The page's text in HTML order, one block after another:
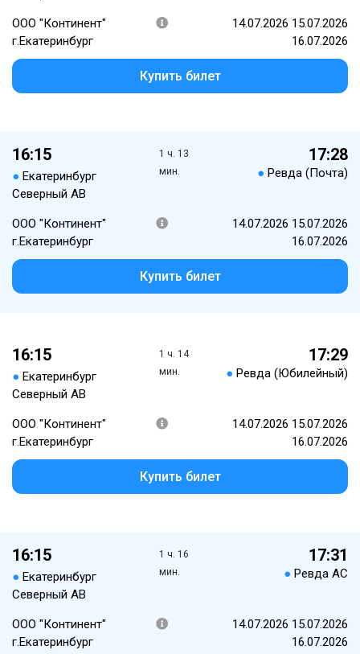
ООО "Континент"
г.Екатеринбург
14.07.2026 15.07.2026
16.07.2026
Купить билет
16:15
● Екатеринбург
Северный АВ
1 ч. 13
мин.
17:28
● Ревда (Почта)
ООО "Континент"
г.Екатеринбург
14.07.2026 15.07.2026
16.07.2026
Купить билет
16:15
● Екатеринбург
Северный АВ
1 ч. 14
мин.
17:29
● Ревда (Юбилейный)
ООО "Континент"
г.Екатеринбург
14.07.2026 15.07.2026
16.07.2026
Купить билет
16:15
● Екатеринбург
Северный АВ
1 ч. 16
мин.
17:31
● Ревда АС
ООО "Континент"
г.Екатеринбург
14.07.2026 15.07.2026
16.07.2026